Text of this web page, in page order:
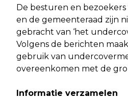
De besturen en
en de gemeenteraad zijn
gebracht van ‘het
Volgens de berichten
gebruik van
overeenkomen met de
Informatie verzamelen